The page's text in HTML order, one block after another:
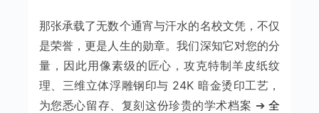
那张承载了无数个通宵与汗水的名校文凭，不仅
是荣誉，更是人生的勋章。我们深知它对您的分
量，因此用像素级的匠心，攻克特制羊皮纸纹
理、三维立体浮雕钢印与 24K 暗金烫印工艺，
为您悉心留存、复刻这份珍贵的学术档案 ➔全